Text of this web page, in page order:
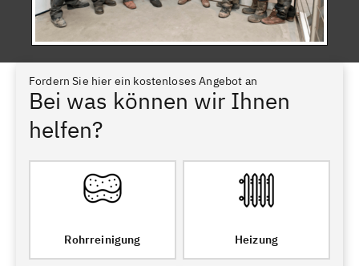
Fordern Sie hier ein kostenloses Angebot an
Bei was können wir Ihnen
helfen?
Rohrreinigung Heizung